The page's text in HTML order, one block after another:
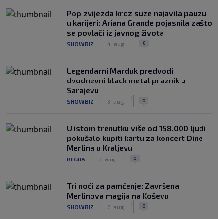
Pop zvijezda kroz suze najavila pauzu
u karijeri: Ariana Grande pojasnila zašto
se povlači iz javnog života
SHOWBIZ 4. aug. 0
Legendarni Marduk predvodi
dvodnevni black metal praznik u
Sarajevu
SHOWBIZ 3. aug. 0
U istom trenutku više od 158.000 ljudi
pokušalo kupiti kartu za koncert Dine
Merlina u Kraljevu
REGIJA 3. aug. 0
Tri noći za pamćenje: Završena
Merlinova magija na Koševu
SHOWBIZ 2. aug. 0